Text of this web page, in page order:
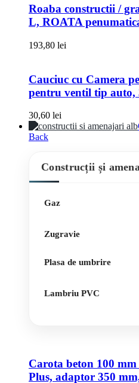
Roaba constructii /
L, ROATA
193,80 lei
Cauciuc cu Camera
pentru ventil tip auto,
30,60 lei
Back
Construcții și
Gaz
Zugravie
Plasa de umbrire
Lambriu PVC
Carota beton 100
Plus, adaptor 350